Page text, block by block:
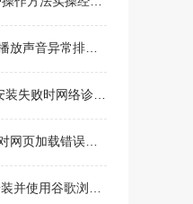
异常排查修复教程
网络诊断及修复技巧
错误处理能力总结
使用谷歌浏览器